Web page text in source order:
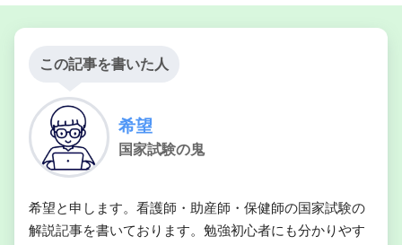
この記事を書いた人
希望
国家試験の鬼
希望と申します。看護師・助産師・保健師の国家試験の
解説記事を書いております。勉強初心者にも分かりやす